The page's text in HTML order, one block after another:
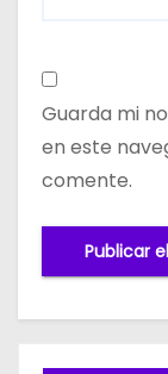
Guarda mi
en este
comente.